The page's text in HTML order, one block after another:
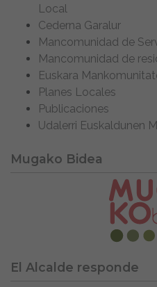
Local
Cederna Garalur
Mancomunidad de
Mancomunidad de
Euskara
Planes Locales
Publicaciones
Udalerri Euskaldunen
Mugako Bidea
El Alcalde responde